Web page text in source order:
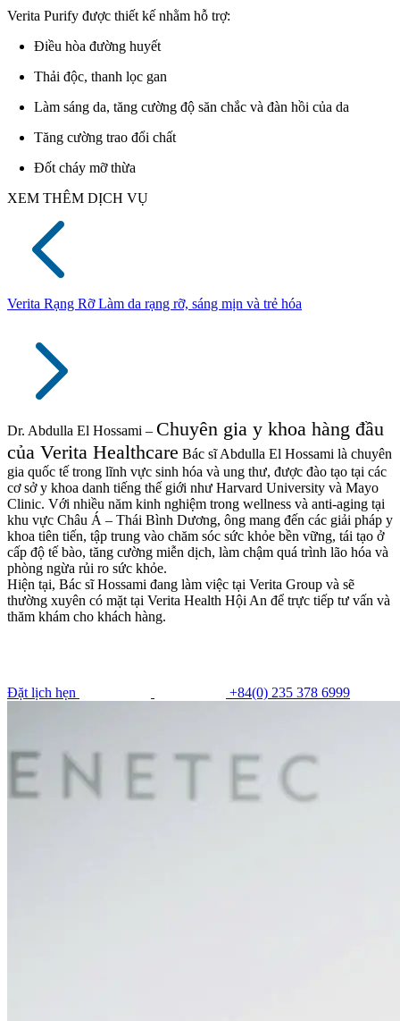
Verita Purify được thiết kế nhằm hỗ trợ:
Điều hòa đường huyết
Thải độc, thanh lọc gan
Làm sáng da, tăng cường độ săn chắc và đàn hồi của da
Tăng cường trao đổi chất
Đốt cháy mỡ thừa
XEM THÊM DỊCH VỤ
Verita Rạng RỡLàm da rạng rỡ, sáng mịn và trẻ hóa
Dr. Abdulla El Hossami – Chuyên gia y khoa hàng đầu
của Verita Healthcare Bác sĩ Abdulla El Hossami là chuyên
gia quốc tế trong lĩnh vực sinh hóa và ung thư, được đào tạo tại các
cơ sở y khoa danh tiếng thế giới như Harvard University và Mayo
Clinic. Với nhiều năm kinh nghiệm trong wellness và anti-aging tại
khu vực Châu Á – Thái Bình Dương, ông mang đến các giải pháp y
khoa tiên tiến, tập trung vào chăm sóc sức khỏe bền vững, tái tạo ở
cấp độ tế bào, tăng cường miễn dịch, làm chậm quá trình lão hóa và
phòng ngừa rủi ro sức khỏe.
Hiện tại, Bác sĩ Hossami đang làm việc tại Verita Group và sẽ
thường xuyên có mặt tại Verita Health Hội An để trực tiếp tư vấn và
thăm khám cho khách hàng.
Đặt lịch hẹn +84(0) 235 378 6999